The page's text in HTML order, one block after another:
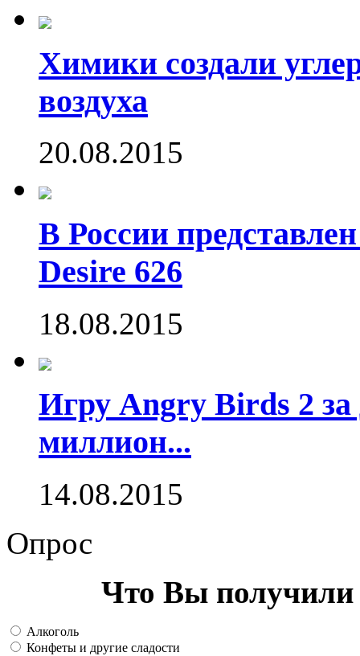
Химики создали
воздуха
20.08.2015
В России
Desire 626
18.08.2015
Игру Angry Birds 2 за
миллион...
14.08.2015
Опрос
Что Вы получили
Алкоголь
Конфеты и другие сладости